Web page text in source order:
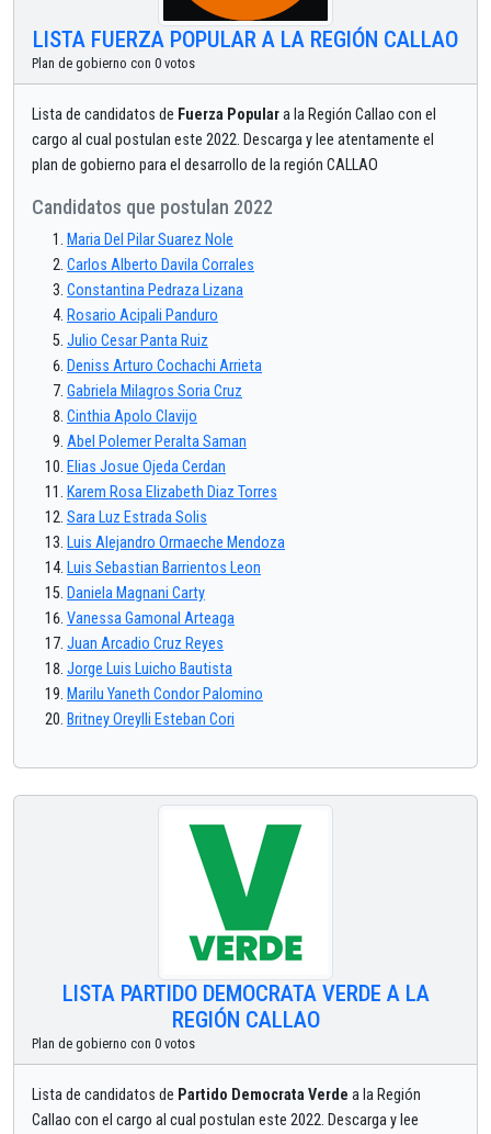
LISTA FUERZA POPULAR A LA REGIÓN CALLAO
Plan de gobierno con 0 votos
Lista de candidatos de Fuerza Populara la Región Callao con el
cargo al cual postulan este 2022. Descarga y lee atentamente el
plan de gobierno para el desarrollo de la región CALLAO
Candidatos que postulan 2022
Maria Del Pilar Suarez Nole
Carlos Alberto Davila Corrales
Constantina Pedraza Lizana
Rosario Acipali Panduro
Julio Cesar Panta Ruiz
Deniss Arturo Cochachi Arrieta
Gabriela Milagros Soria Cruz
Cinthia Apolo Clavijo
Abel Polemer Peralta Saman
Elias Josue Ojeda Cerdan
Karem Rosa Elizabeth Diaz Torres
Sara Luz Estrada Solis
Luis Alejandro Ormaeche Mendoza
Luis Sebastian Barrientos Leon
Daniela Magnani Carty
Vanessa Gamonal Arteaga
Juan Arcadio Cruz Reyes
Jorge Luis Luicho Bautista
Marilu Yaneth Condor Palomino
Britney Oreylli Esteban Cori
LISTA PARTIDO DEMOCRATA VERDE A LA
REGIÓN CALLAO
Plan de gobierno con 0 votos
Lista de candidatos de Partido Democrata Verde a la Región
Callao con el cargo al cual postulan este 2022. Descarga y lee